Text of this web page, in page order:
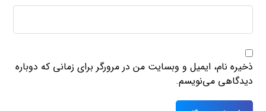
ذخیره نام، ایمیل و وبسایت من در مرورگر برای زمانی که دوباره
دیدگاهی می‌نویسم.